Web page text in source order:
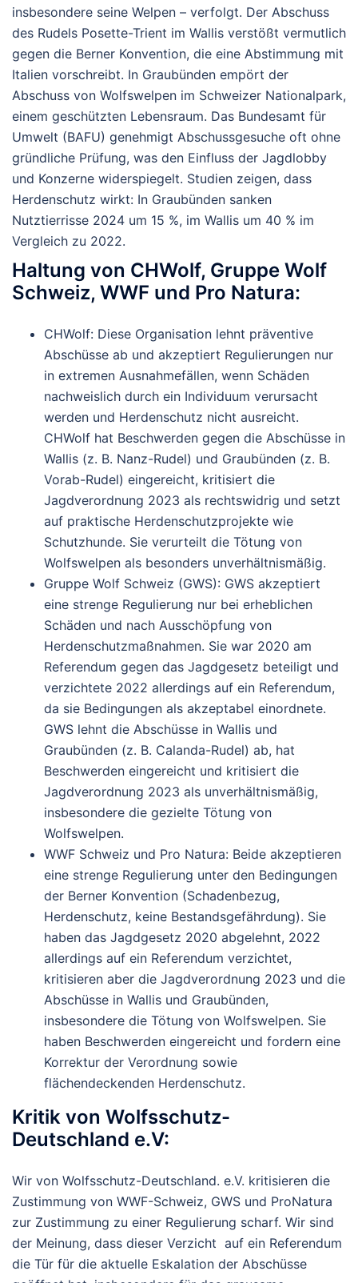
insbesondere seine Welpen – verfolgt. Der Abschuss
des Rudels Posette-Trient im Wallis verstößt vermutlich
gegen die Berner Konvention, die eine Abstimmung mit
Italien vorschreibt. In Graubünden empört der
Abschuss von Wolfswelpen im Schweizer Nationalpark,
einem geschützten Lebensraum. Das Bundesamt für
Umwelt (BAFU) genehmigt Abschussgesuche oft ohne
gründliche Prüfung, was den Einfluss der Jagdlobby
und Konzerne widerspiegelt. Studien zeigen, dass
Herdenschutz wirkt: In Graubünden sanken
Nutztierrisse 2024 um 15 %, im Wallis um 40 % im
Vergleich zu 2022.
Haltung von CHWolf, Gruppe Wolf
Schweiz, WWF und Pro Natura:
CHWolf: Diese Organisation lehnt präventive
Abschüsse ab und akzeptiert Regulierungen nur
in extremen Ausnahmefällen, wenn Schäden
nachweislich durch ein Individuum verursacht
werden und Herdenschutz nicht ausreicht.
CHWolf hat Beschwerden gegen die Abschüsse in
Wallis (z. B. Nanz-Rudel) und Graubünden (z. B.
Vorab-Rudel) eingereicht, kritisiert die
Jagdverordnung 2023 als rechtswidrig und setzt
auf praktische Herdenschutzprojekte wie
Schutzhunde. Sie verurteilt die Tötung von
Wolfswelpen als besonders unverhältnismäßig.
Gruppe Wolf Schweiz (GWS): GWS akzeptiert
eine strenge Regulierung nur bei erheblichen
Schäden und nach Ausschöpfung von
Herdenschutzmaßnahmen. Sie war 2020 am
Referendum gegen das Jagdgesetz beteiligt und
verzichtete 2022 allerdings auf ein Referendum,
da sie Bedingungen als akzeptabel einordnete.
GWS lehnt die Abschüsse in Wallis und
Graubünden (z. B. Calanda-Rudel) ab, hat
Beschwerden eingereicht und kritisiert die
Jagdverordnung 2023 als unverhältnismäßig,
insbesondere die gezielte Tötung von
Wolfswelpen.
WWF Schweiz und Pro Natura: Beide akzeptieren
eine strenge Regulierung unter den Bedingungen
der Berner Konvention (Schadenbezug,
Herdenschutz, keine Bestandsgefährdung). Sie
haben das Jagdgesetz 2020 abgelehnt, 2022
allerdings auf ein Referendum verzichtet,
kritisieren aber die Jagdverordnung 2023 und die
Abschüsse in Wallis und Graubünden,
insbesondere die Tötung von Wolfswelpen. Sie
haben Beschwerden eingereicht und fordern eine
Korrektur der Verordnung sowie
flächendeckenden Herdenschutz.
Kritik von Wolfsschutz-
Deutschland e.V:
Wir von Wolfsschutz-Deutschland. e.V. kritisieren die
Zustimmung von WWF-Schweiz, GWS und ProNatura
zur Zustimmung zu einer Regulierung scharf. Wir sind
der Meinung, dass dieser Verzicht auf ein Referendum
die Tür für die aktuelle Eskalation der Abschüsse